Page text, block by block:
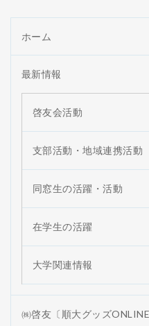
ホーム
最新情報
啓友会活動
支部活動・地域連携活動
同窓生の活躍・活動
在学生の活躍
大学関連情報
㈱啓友〔順大グッズONLINE